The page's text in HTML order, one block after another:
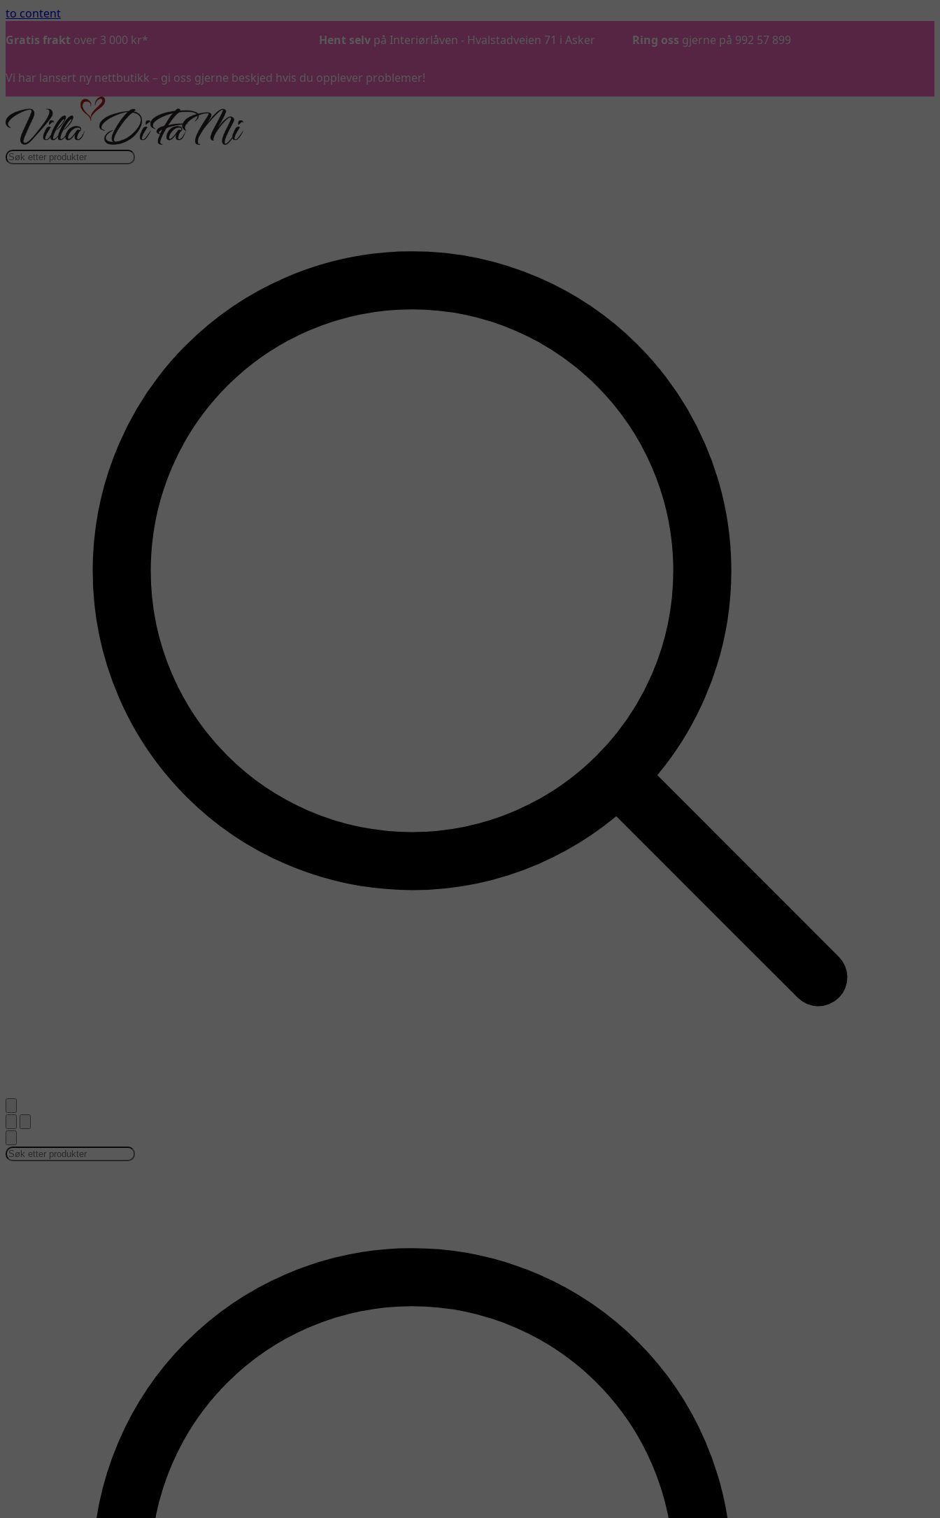
to content
Gratis frakt over 3 000 kr* Hent selv på Interiørlåven - Hvalstadveien 71 i Asker Ring oss gjerne på 992 57 899
Vi har lansert ny nettbutikk – gi oss gjerne beskjed hvis du opplever problemer!